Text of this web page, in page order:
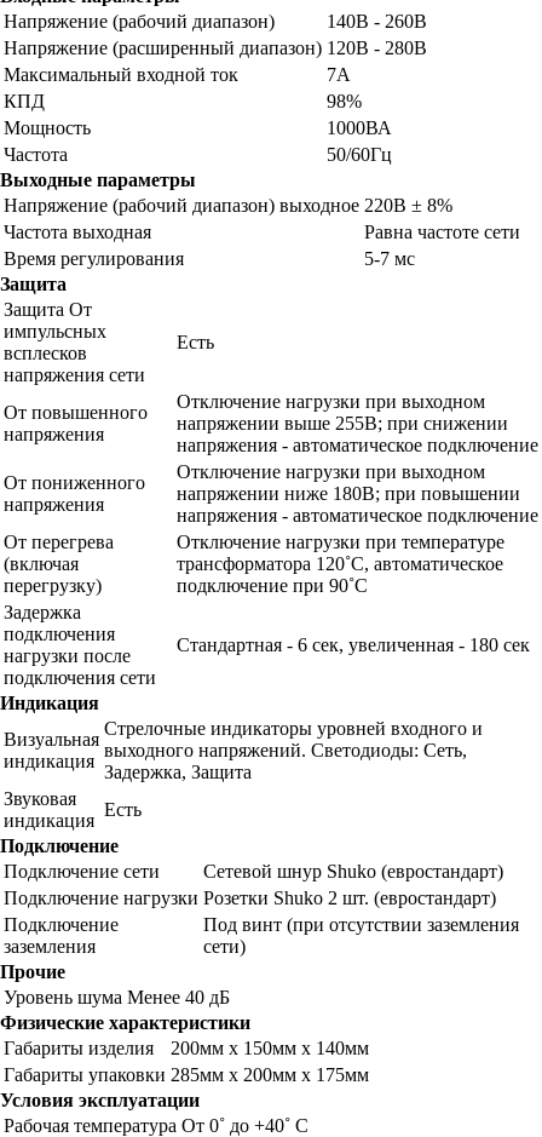
Напряжение (рабочий диапазон)
140В - 260В
Напряжение (расширенный диапазон) 120В - 280В
Максимальный входной ток
7А
КПД
98%
Мощность
1000ВА
Частота
50/60Гц
Выходные параметры
Напряжение (рабочий диапазон) выходное 220В ± 8%
Частота выходная
Равна частоте сети
Время регулирования
5-7 мс
Защита
Защита От
импульсных
всплесков
напряжения сети
Есть
От повышенного
напряжения
Отключение нагрузки при выходном
напряжении выше 255В; при снижении
напряжения - автоматическое подключение
От пониженного
напряжения
Отключение нагрузки при выходном
напряжении ниже 180В; при повышении
напряжения - автоматическое подключение
От перегрева
(включая
перегрузку)
Отключение нагрузки при температуре
трансформатора 120˚С, автоматическое
подключение при 90˚С
Задержка
подключения
нагрузки после
подключения сети
Стандартная - 6 сек, увеличенная - 180 сек
Индикация
Визуальная
индикация
Стрелочные индикаторы уровней входного и
выходного напряжений. Светодиоды: Сеть,
Задержка, Защита
Звуковая
индикация
Есть
Подключение
Подключение сети
Сетевой шнур Shuko (евростандарт)
Подключение нагрузки Розетки Shuko 2 шт. (евростандарт)
Подключение
заземления
Под винт (при отсутствии заземления
сети)
Прочие
Уровень шума Менее 40 дБ
Физические характеристики
Габариты изделия
200мм х 150мм х 140мм
Габариты упаковки 285мм х 200мм х 175мм
Условия эксплуатации
Рабочая температура От 0˚ до +40˚ С